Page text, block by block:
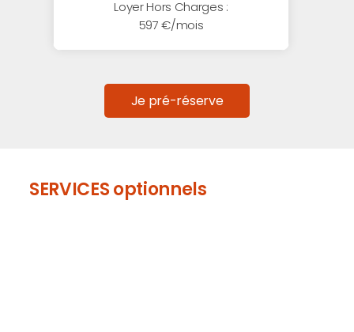
Loyer Hors Charges :
597 €/mois
Je pré-réserve
SERVICES optionnels